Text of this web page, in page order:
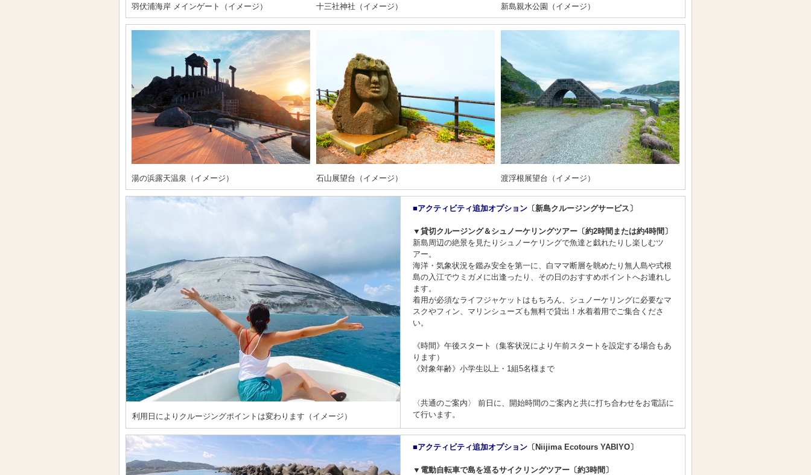
羽伏浦海岸 メインゲート（イメージ） 十三社神社（イメージ） 新島親水公園（イメージ）
湯の浜露天温泉（イメージ） 石山展望台（イメージ） 渡浮根展望台（イメージ）
利用日によりクルージングポイントは変わります（イメージ）
■アクティビティ追加オプション 〔新島クルージングサービス〕
▼貸切クルージング＆シュノーケリングツアー〔約2時間または約4時間〕
新島周辺の絶景を見たりシュノーケリングで魚達と戯れたりし楽しむツ
アー。
海洋・気象状況を鑑み安全を第一に、白ママ断層を眺めたり無人島や式根
島の入江でウミガメに出逢ったり、その日のおすすめポイントへお連れし
ます。
着用が必須なライフジャケットはもちろん、シュノーケリングに必要なマ
スクやフィン、マリンシューズも無料で貸出！水着着用でご集合くださ
い。
《時間》午後スタート（集客状況により午前スタートを設定する場合もあ
ります）
《対象年齢》小学生以上・1組5名様まで
〈共通のご案内〉 前日に、開始時間のご案内と共に打ち合わせをお電話に
て行います。
■アクティビティ追加オプション 〔Niijima Ecotours YABIYO〕
▼電動自転車で島を巡るサイクリングツアー〔約3時間〕